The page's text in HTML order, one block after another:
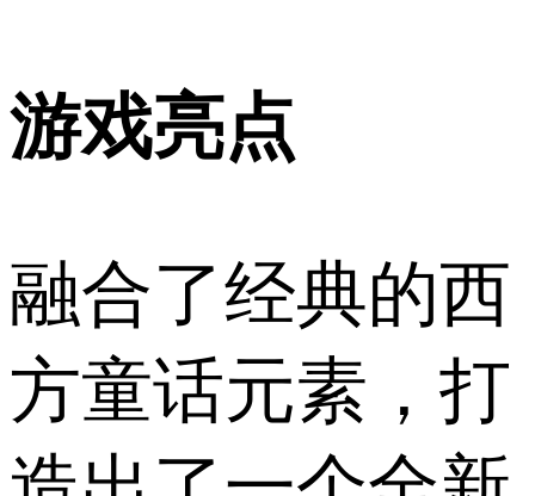
游戏亮点
融合了经典的西
方童话元素，打